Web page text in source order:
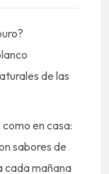
de las
en casa:
sabores de
cada mañana